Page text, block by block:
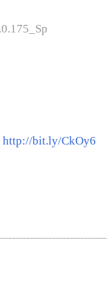
http://bit.ly/CkOy6